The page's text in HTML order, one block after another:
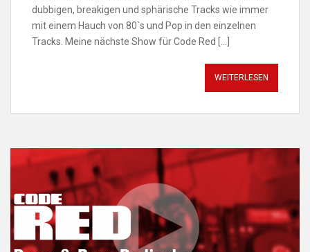
dubbigen, breakigen und sphärische Tracks wie immer
mit einem Hauch von 80`s und Pop in den einzelnen
Tracks. Meine nächste Show für Code Red […]
WEITERLESEN